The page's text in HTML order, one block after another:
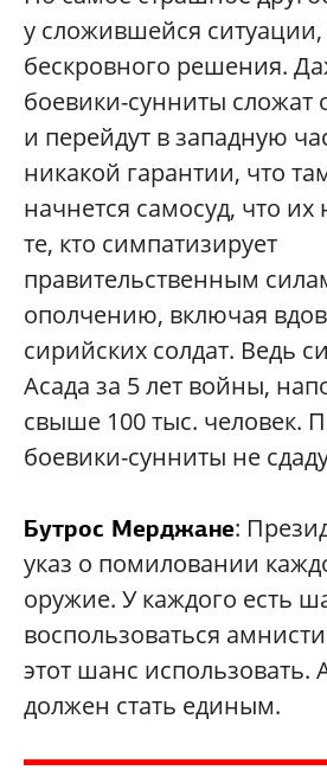
у сложившейся
бескровного решения.
боевики-сунниты сложат
и перейдут в западную
никакой гарантии, что
начнется самосуд, что их
те, кто симпатизирует
правительственным
ополчению, включая
сирийских солдат. Ведь
Асада за 5 лет войны,
свыше 100 тыс. человек.
боевики-сунниты не
Бутрос Мерджане:
указ о помиловании
оружие. У каждого есть
воспользоваться
этот шанс использовать.
должен стать единым.